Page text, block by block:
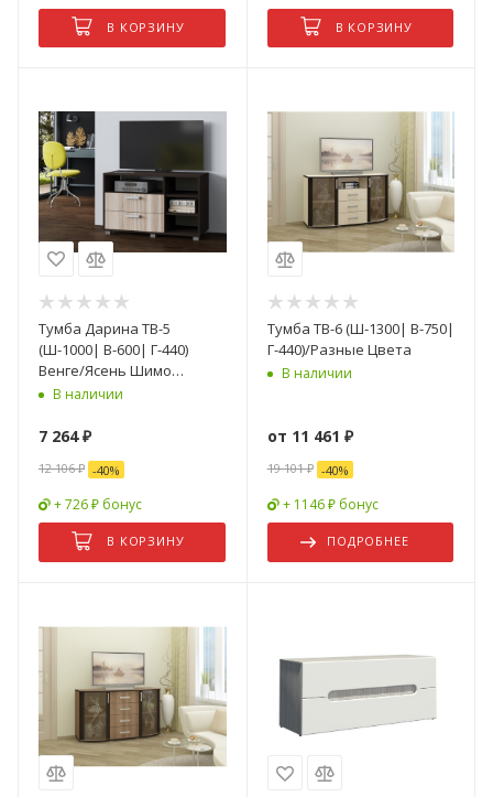
В КОРЗИНУ В КОРЗИНУ
Тумба Дарина ТВ-5
(Ш-1000| В-600| Г-440)
Венге/Ясень Шимо
Светлый
В наличии
7 264₽
12 106₽ -40%
+ 726 ₽ бонус
В КОРЗИНУ
Тумба ТВ-6 (Ш-1300| В-750|
Г-440)/Разные Цвета
В наличии
от 11 461 ₽
19 101 ₽ -40%
+ 1146 ₽ бонус
ПОДРОБНЕЕ